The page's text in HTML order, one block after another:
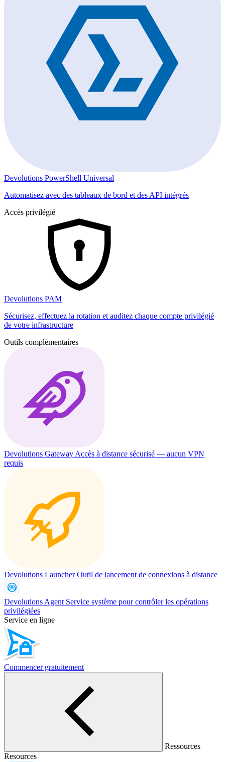
Devolutions PowerShell Universal
Automatisez avec des tableaux de bord et des API intégrés
Accès privilégié
Devolutions PAM
Sécurisez, effectuez la rotation et auditez chaque compte privilégié
de votre infrastructure
Outils complémentaires
Devolutions Gateway Accès à distance sécurisé — aucun VPN
requis
Devolutions Launcher Outil de lancement de connexions à distance
Devolutions Agent Service système pour contrôler les opérations
privilégiées
Service en ligne
Commencer gratuitement
Ressources
Resources